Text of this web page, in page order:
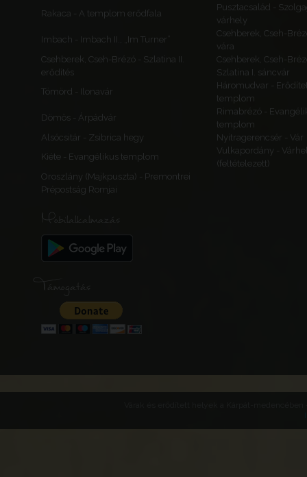
Rakaca - A templom erődfala
Pusztacsalád -
várhely
Imbach - Imbach II., „Im Turner”
Csehberek, Cseh-
vára
Csehberek, Cseh-Brézó - Szlatina II.
erődítés
Csehberek, Cseh-
Szlatina I. sáncvár
Tömörd - Ilonavár
Háromudvar -
templom
Dömös - Árpádvár
Rimabrézó -
templom
Alsócsitár - Zsibrica hegy
Nyitragerencsér - Vár
Kiéte - Evangélikus templom
Vulkapordány -
(feltételezett)
Oroszlány (Majkpuszta) - Premontrei
Prépostság Romjai
Mobilalkalmazás
Támogatás